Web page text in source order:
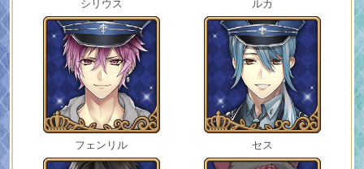
シリウス ルカ
フェンリル セス